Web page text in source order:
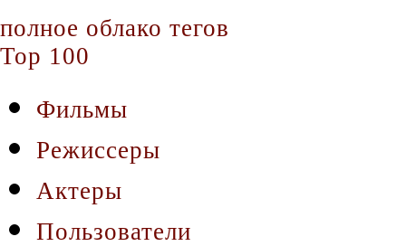
полное облако тегов
Top 100
Фильмы
Режиссеры
Актеры
Пользователи